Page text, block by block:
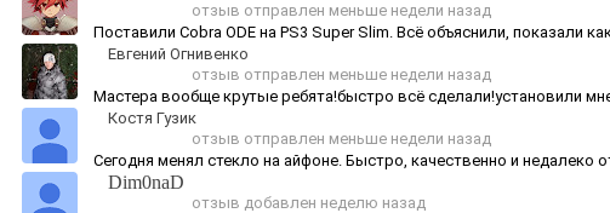
отзыв отправлен меньше недели назад
Поставили Cobra ODE на PS3 Super Slim. Всё объяснили, показали
Евгений Огнивенко
отзыв отправлен меньше недели назад
Мастера вообще крутые ребята!быстро всё сделали!установили
Костя Гузик
отзыв отправлен меньше недели назад
Сегодня менял стекло на айфоне. Быстро, качественно и недалеко
Dim0naD
отзыв добавлен неделю назад